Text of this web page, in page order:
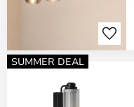
SUMMER DEAL